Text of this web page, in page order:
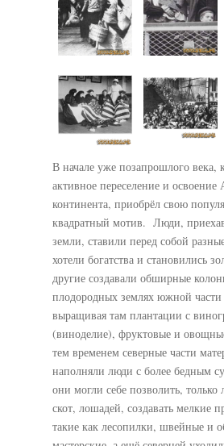
В начале уже позапрошлого века,
активное переселение и освоение
континента, приобрёл свою
квадратный мотив. Люди,
земли, ставили перед собой
хотели богатства и становились
другие создавали обширные
плодородных землях южной части
выращивая там плантации с
(виноделие), фруктовые и
тем временем северные части
наполняли люди с более бедным
они могли себе позволить, только
скот, лошадей, создавать мелкие
такие как лесопилки, швейные и